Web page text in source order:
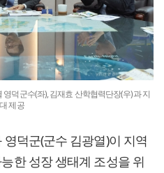
덕군수(좌), 김재효 산학협력단장(우)과 지
제공
덕군(군수 김광열)이 지역
한 성장 생태계 조성을 위